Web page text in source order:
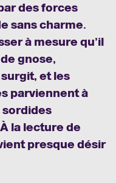
des forces
sans charme.
à mesure qu’il
gnose,
et les
parviennent à
sordides
la lecture de
presque désir